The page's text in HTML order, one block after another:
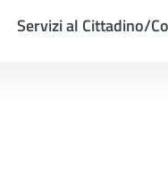
Servizi al Cittadino/